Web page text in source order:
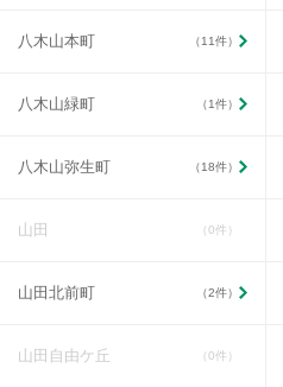
八木山本町 （11件）
八木山緑町 （1件）
八木山弥生町 （18件）
山田 （0件）
山田北前町 （2件）
山田自由ケ丘 （0件）